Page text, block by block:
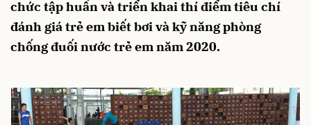
chức tập huấn và triển khai thí điểm tiêu chí
đánh giá trẻ em biết bơi và kỹ năng phòng
chống đuối nước trẻ em năm 2020.